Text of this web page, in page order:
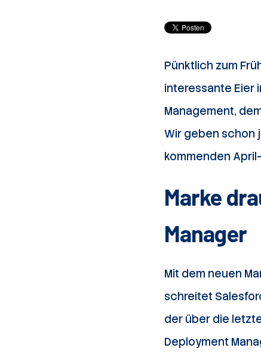
Pünktlich zum
interessante Eier
Management,
Wir geben schon
kommenden
Marke
Manager
Mit dem neuen
schreitet
der über die
Deployment